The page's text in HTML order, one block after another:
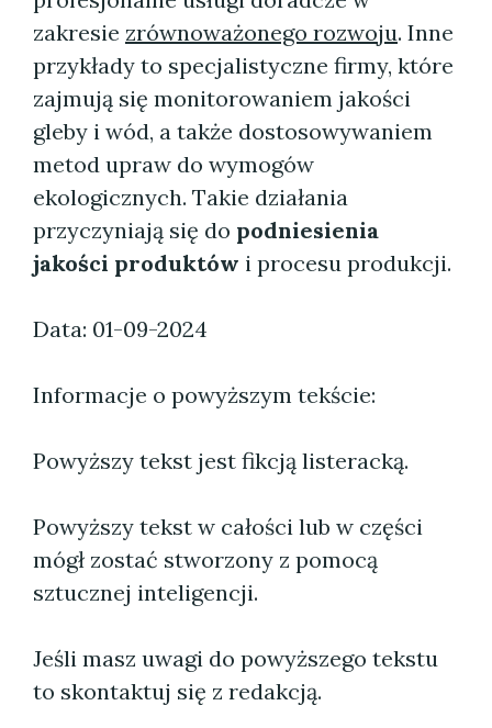
zakresie zrównoważonego rozwoju. Inne
przykłady to specjalistyczne firmy, które
zajmują się monitorowaniem jakości
gleby i wód, a także dostosowywaniem
metod upraw do wymogów
ekologicznych. Takie działania
przyczyniają się do podniesienia
jakości produktów i procesu produkcji.
Data: 01-09-2024
Informacje o powyższym tekście:
Powyższy tekst jest fikcją listeracką.
Powyższy tekst w całości lub w części
mógł zostać stworzony z pomocą
sztucznej inteligencji.
Jeśli masz uwagi do powyższego tekstu
to skontaktuj się z redakcją.